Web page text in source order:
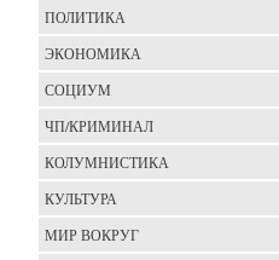
ПОЛИТИКА
ЭКОНОМИКА
СОЦИУМ
ЧП/КРИМИНАЛ
КОЛУМНИСТИКА
КУЛЬТУРА
МИР ВОКРУГ